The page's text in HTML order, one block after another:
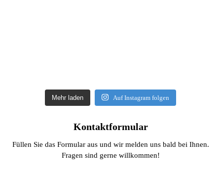
Mehr laden Auf Instagram folgen
Kontaktformular
Füllen Sie das Formular aus und wir melden uns bald bei Ihnen.
Fragen sind gerne willkommen!